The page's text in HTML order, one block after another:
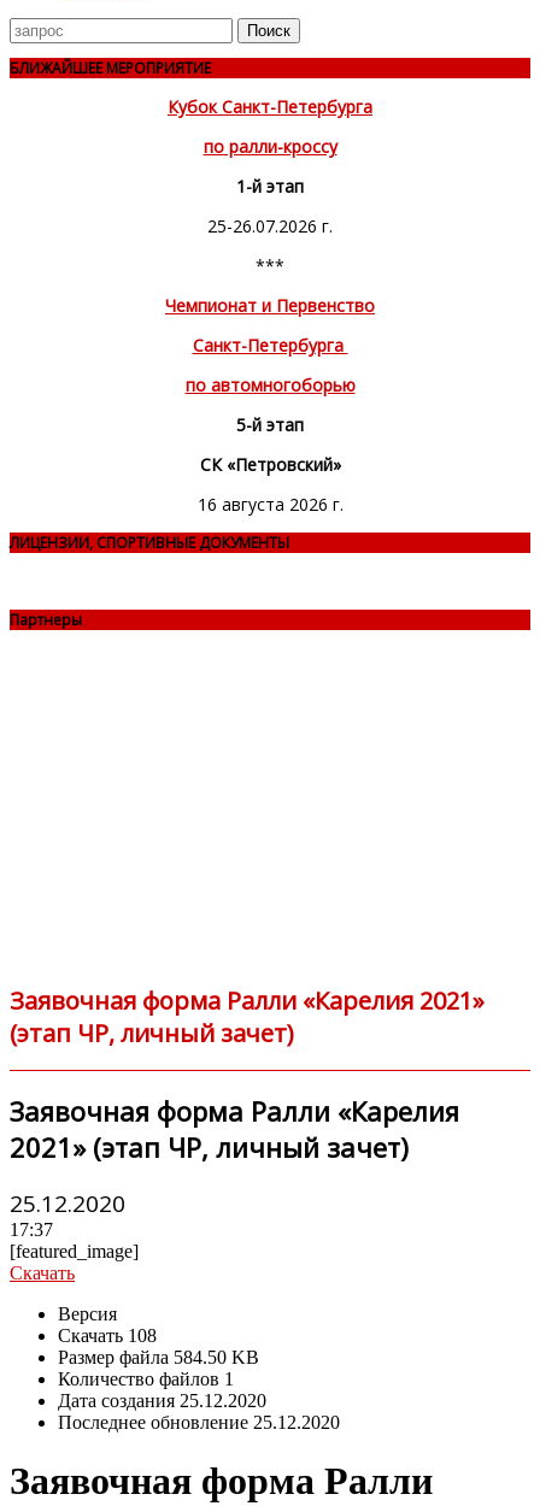
Поиск
для
БЛИЖАЙШЕЕ МЕРОПРИЯТИЕ
Кубок Санкт-Петербурга
по ралли-кроссу
1-й этап
25-26.07.2026 г.
***
Чемпионат и Первенство
Санкт-Петербурга
по автомногоборью
5-й этап
СК «Петровский»
16 августа 2026 г.
ЛИЦЕНЗИИ, СПОРТИВНЫЕ ДОКУМЕНТЫ
Партнеры
Заявочная форма Ралли «Карелия 2021»
(этап ЧР, личный зачет)
Заявочная форма Ралли «Карелия
2021» (этап ЧР, личный зачет)
25.12.2020
17:37
[featured_image]
Скачать
Версия
Скачать 108
Размер файла 584.50 KB
Количество файлов 1
Дата создания 25.12.2020
Последнее обновление 25.12.2020
Заявочная форма Ралли